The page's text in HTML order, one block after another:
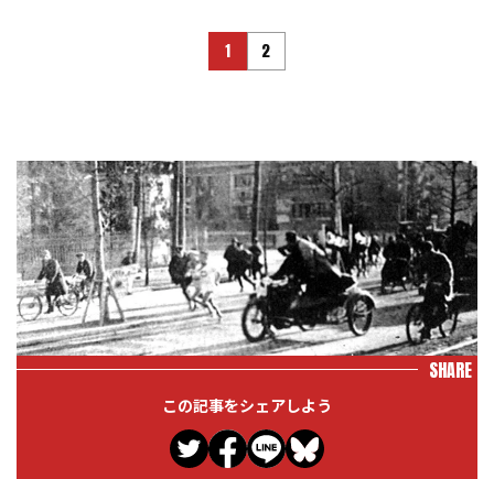
1 2
SHARE
この記事をシェアしよう